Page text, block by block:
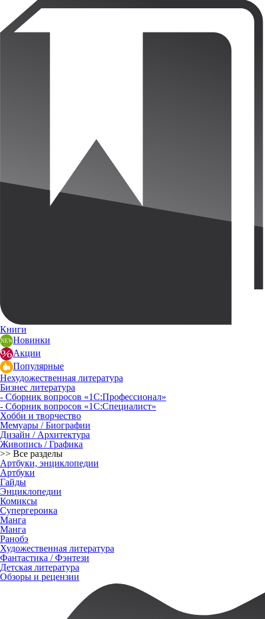
Книги
Новинки
Акции
Популярные
Нехудожественная литература
Бизнес литература
- Сборник вопросов «1С:Профессионал»
- Сборник вопросов «1С:Специалист»
Хобби и творчество
Мемуары / Биографии
Дизайн / Архитектура
Живопись / Графика
>> Все разделы
Артбуки, энциклопедии
Артбуки
Гайды
Энциклопедии
Комиксы
Супергероика
Манга
Манга
Ранобэ
Художественная литература
Фантастика / Фэнтези
Детская литература
Обзоры и рецензии